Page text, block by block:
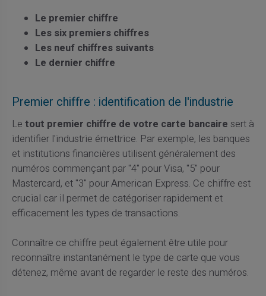
Le premier chiffre
Les six premiers chiffres
Les neuf chiffres suivants
Le dernier chiffre
Premier chiffre : identification de l'industrie
Le tout premier chiffre de votre carte bancaire sert à
identifier l'industrie émettrice. Par exemple, les banques
et institutions financières utilisent généralement des
numéros commençant par "4" pour Visa, "5" pour
Mastercard, et "3" pour American Express. Ce chiffre est
crucial car il permet de catégoriser rapidement et
efficacement les types de transactions.
Connaître ce chiffre peut également être utile pour
reconnaître instantanément le type de carte que vous
détenez, même avant de regarder le reste des numéros.